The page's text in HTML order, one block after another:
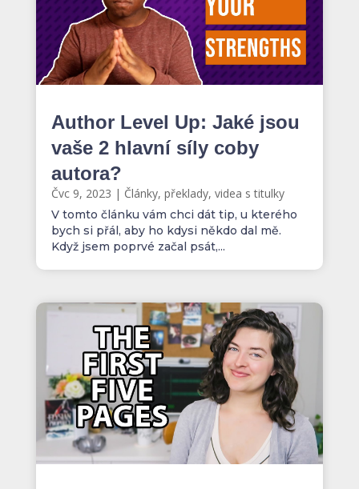
Author Level Up: Jaké jsou
vaše 2 hlavní síly coby
autora?
Čvc 9, 2023 | Články, překlady, videa s titulky
V tomto článku vám chci dát tip, u kterého
bych si přál, aby ho kdysi někdo dal mě.
Když jsem poprvé začal psát,...